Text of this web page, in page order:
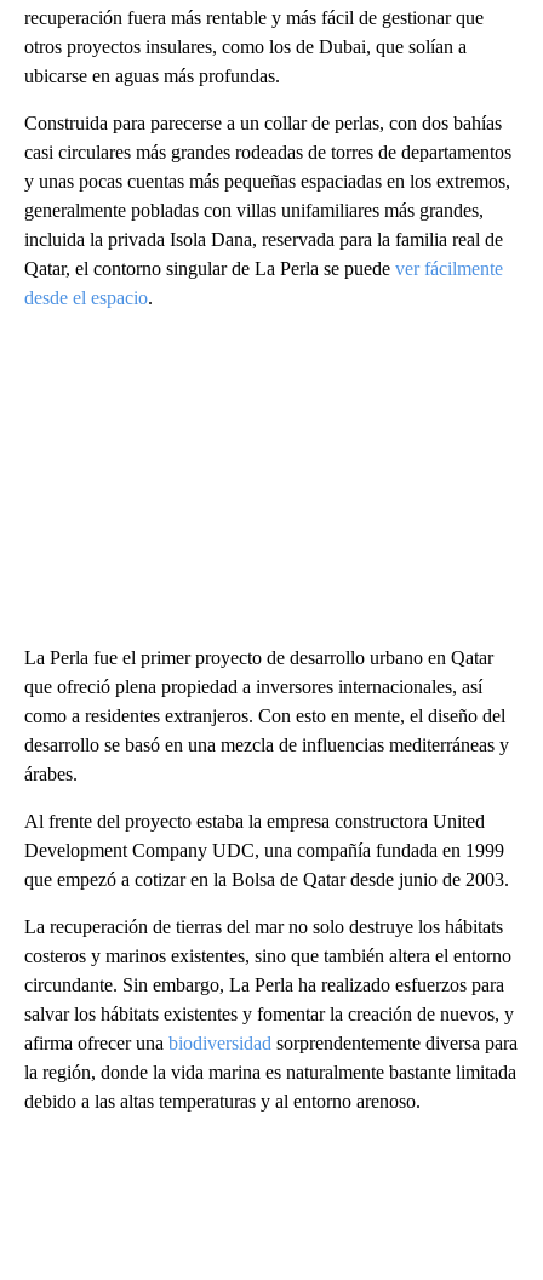
recuperación fuera más rentable y más fácil de gestionar que
otros proyectos insulares, como los de Dubai, que solían a
ubicarse en aguas más profundas.
Construida para parecerse a un collar de perlas, con dos bahías
casi circulares más grandes rodeadas de torres de departamentos
y unas pocas cuentas más pequeñas espaciadas en los extremos,
generalmente pobladas con villas unifamiliares más grandes,
incluida la privada Isola Dana, reservada para la familia real de
Qatar, el contorno singular de La Perla se puede ver fácilmente
desde el espacio.
La Perla fue el primer proyecto de desarrollo urbano en Qatar
que ofreció plena propiedad a inversores internacionales, así
como a residentes extranjeros. Con esto en mente, el diseño del
desarrollo se basó en una mezcla de influencias mediterráneas y
árabes.
Al frente del proyecto estaba la empresa constructora United
Development Company UDC, una compañía fundada en 1999
que empezó a cotizar en la Bolsa de Qatar desde junio de 2003.
La recuperación de tierras del mar no solo destruye los hábitats
costeros y marinos existentes, sino que también altera el entorno
circundante. Sin embargo, La Perla ha realizado esfuerzos para
salvar los hábitats existentes y fomentar la creación de nuevos, y
afirma ofrecer una biodiversidad sorprendentemente diversa para
la región, donde la vida marina es naturalmente bastante limitada
debido a las altas temperaturas y al entorno arenoso.